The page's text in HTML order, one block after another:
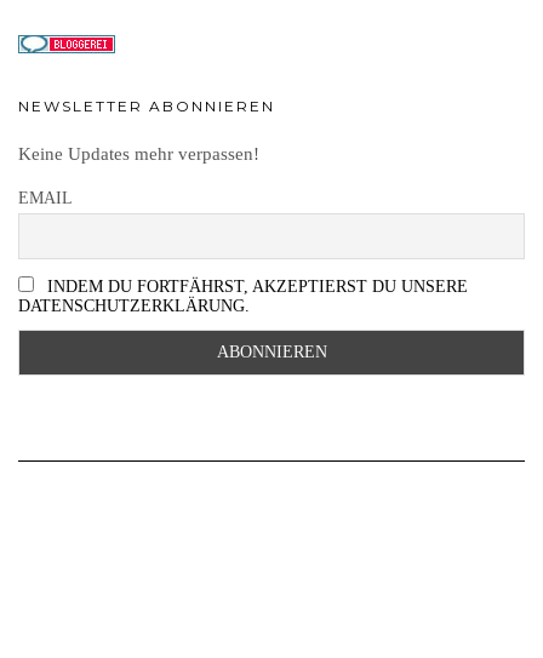
NEWSLETTER ABONNIEREN
Keine Updates mehr verpassen!
EMAIL
INDEM DU FORTFÄHRST, AKZEPTIERST DU UNSERE
DATENSCHUTZERKLÄRUNG.